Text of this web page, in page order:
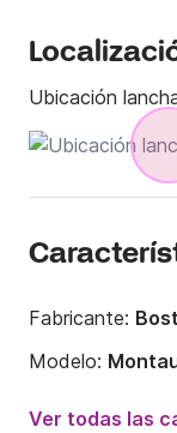
Ubicación
Fabricante:
Modelo:
Ver todas las